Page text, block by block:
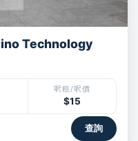
Technology
呎租/呎價
$15
查詢